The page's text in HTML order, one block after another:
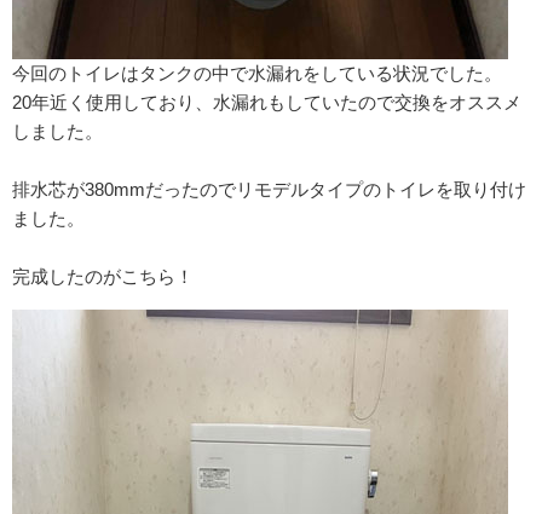
今回のトイレはタンクの中で水漏れをしている状況でした。
20年近く使用しており、水漏れもしていたので交換をオススメ
しました。
排水芯が380mmだったのでリモデルタイプのトイレを取り付け
ました。
完成したのがこちら！